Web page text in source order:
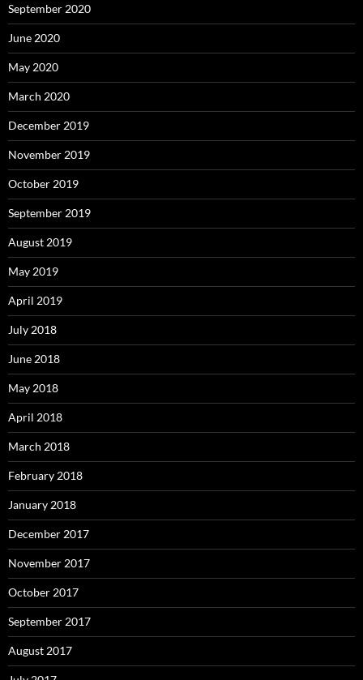
September 2020
June 2020
May 2020
March 2020
December 2019
November 2019
October 2019
September 2019
August 2019
May 2019
April 2019
July 2018
June 2018
May 2018
April 2018
March 2018
February 2018
January 2018
December 2017
November 2017
October 2017
September 2017
August 2017